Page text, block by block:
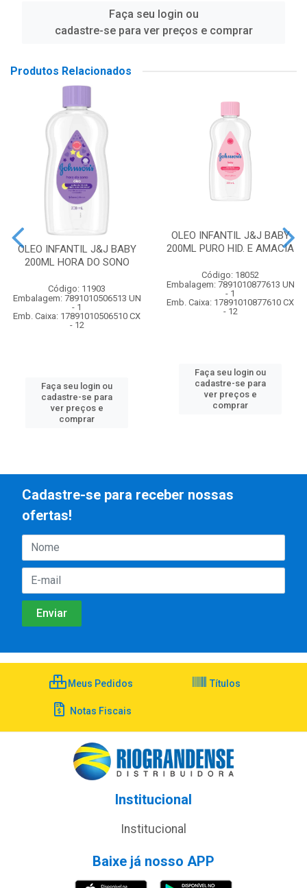
Faça seu login ou
cadastre-se para ver preços e comprar
Produtos Relacionados
OLEO INFANTIL J&J BABY
200ML HORA DO SONO
Código: 11903
Embalagem: 7891010506513 UN
- 1
Emb. Caixa: 17891010506510 CX
- 12
Faça seu login ou
cadastre-se para
ver preços e
comprar
OLEO INFANTIL J&J BABY
200ML PURO HID. E AMACIA
Código: 18052
Embalagem: 7891010877613 UN
- 1
Emb. Caixa: 17891010877610 CX
- 12
Faça seu login ou
cadastre-se para
ver preços e
comprar
Cadastre-se para receber nossas
ofertas!
Meus Pedidos Títulos
Notas Fiscais
Institucional
Institucional
Baixe já nosso APP